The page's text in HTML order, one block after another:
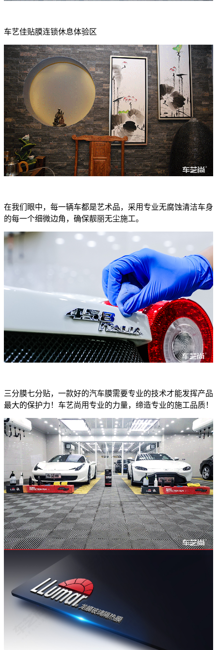
车艺佳贴膜连锁休息体验区
在我们眼中，每一辆车都是艺术品，采用专业无腐蚀清洁车身
的每一个细微边角，确保靓丽无尘施工。
三分膜七分贴，一款好的汽车膜需要专业的技术才能发挥产品
最大的保护力！车艺尚用专业的力量，缔造专业的施工品质！